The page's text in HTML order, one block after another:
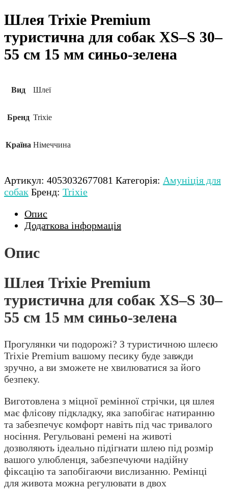
Шлея Trixie Premium
туристична для собак XS–S 30–
55 см 15 мм синьо-зелена
Вид Шлеї
Бренд Trixie
Країна Німеччина
Артикул: 4053032677081 Категорія: Амуніція для
собак Бренд: Trixie
Опис
Додаткова інформація
Опис
Шлея Trixie Premium
туристична для собак XS–S 30–
55 см 15 мм синьо-зелена
Прогулянки чи подорожі? З туристичною шлеєю
Trixie Premium вашому песику буде завжди
зручно, а ви зможете не хвилюватися за його
безпеку.
Виготовлена з міцної ремінної стрічки, ця шлея
має флісову підкладку, яка запобігає натиранню
та забезпечує комфорт навіть під час тривалого
носіння. Регульовані ремені на животі
дозволяють ідеально підігнати шлею під розмір
вашого улюбленця, забезпечуючи надійну
фіксацію та запобігаючи вислизанню. Ремінці
для живота можна регулювати в двох